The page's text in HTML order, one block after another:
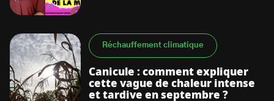
Réchauffement climatique
Canicule : comment expliquer
cette vague de chaleur intense
et tardive en septembre ?